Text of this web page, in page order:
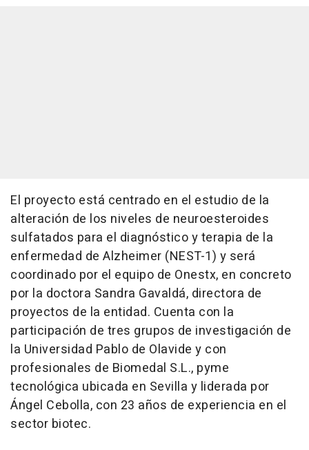
El proyecto está centrado en el estudio de la
alteración de los niveles de neuroesteroides
sulfatados para el diagnóstico y terapia de la
enfermedad de Alzheimer (NEST-1) y será
coordinado por el equipo de Onestx, en concreto
por la doctora Sandra Gavaldá, directora de
proyectos de la entidad. Cuenta con la
participación de tres grupos de investigación de
la Universidad Pablo de Olavide y con
profesionales de Biomedal S.L., pyme
tecnológica ubicada en Sevilla y liderada por
Ángel Cebolla, con 23 años de experiencia en el
sector biotec.